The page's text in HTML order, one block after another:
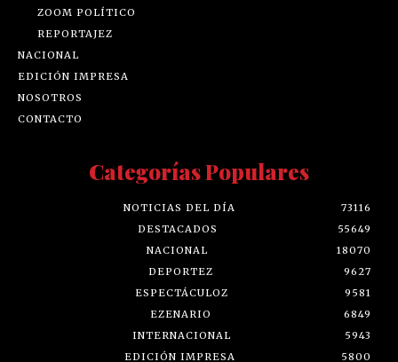
ZOOM POLÍTICO
REPORTAJEZ
NACIONAL
EDICIÓN IMPRESA
NOSOTROS
CONTACTO
Categorías Populares
NOTICIAS DEL DÍA
73116
DESTACADOS
55649
NACIONAL
18070
DEPORTEZ
9627
ESPECTÁCULOZ
9581
EZENARIO
6849
INTERNACIONAL
5943
EDICIÓN IMPRESA
5800